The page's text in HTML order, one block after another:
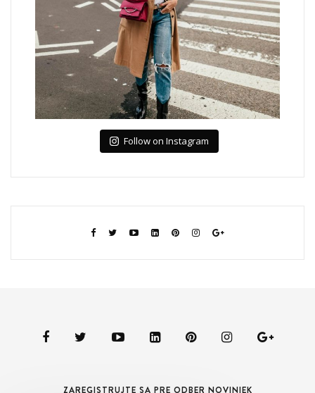
Follow on Instagram
ZAREGISTRUJTE SA PRE ODBER NOVINIEK